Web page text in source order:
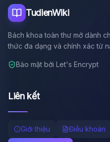
TudienWiki
Bách khoa toàn thư mở dành
thức đa dạng và chính xác từ
Bảo mật bởi Let's Encrypt
Liên kết
Giới thiệu Điều khoản